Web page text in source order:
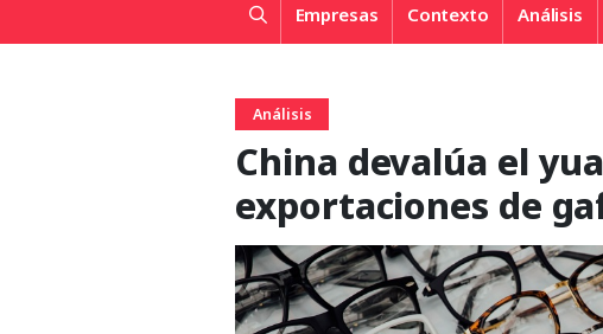
Empresas Contexto Análisis
Análisis
China devalúa el
exportaciones de